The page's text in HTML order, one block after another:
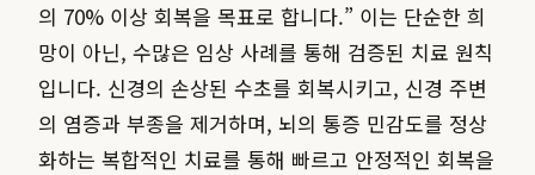
의 70% 이상 회복을 목표로 합니다.” 이는 단순한 희
망이 아닌, 수많은 임상 사례를 통해 검증된 치료 원칙
입니다. 신경의 손상된 수초를 회복시키고, 신경 주변
의 염증과 부종을 제거하며, 뇌의 통증 민감도를 정상
화하는 복합적인 치료를 통해 빠르고 안정적인 회복을